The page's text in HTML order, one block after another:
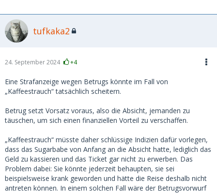
Auf den offenbar nicht manipulierten Screenshots der DB-
Spartickets, die sie gebucht hatte, stand zwar "nicht
stornierbar", aber jetzt kommt's:
der Bahn, dass alle - auch nicht stornierbare - Online-
ich leider nicht wusste. Scheibenkleister, voll reingetappt.
Ich zahlte demnach via Paypal 200 Euro als Kostenbeitrag,
wobei sie mich vorher sogar per Videocall sehr süss gebeten
sie doch eine arme Bafög-Studentin sei. Auch da wieder: Da
hätte ich stutzig werden müssen. Aber die nicht
Die Paypal-Überweisung klappte. Ich war aber dennoch
skeptisch und schaute unter der DB-Buchungsnummer und
dem Nachnamen auf der DB-Website nach - die Tickets
waren tatsächlich kurz nach dem Kauf storniert worden.
tufkaka2
24. September 2024 +4
Eine Strafanzeige wegen Betrugs könnte im Fall von
„Kaffeestrauch“ tatsächlich scheitern.
Betrug setzt Vorsatz voraus, also die Absicht, jemanden zu
täuschen, um sich einen finanziellen Vorteil zu verschaffen.
„Kaffeestrauch“ müsste daher schlüssige Indizien dafür vorlegen,
dass das Sugarbabe von Anfang an die Absicht hatte, lediglich das
Geld zu kassieren und das Ticket gar nicht zu erwerben. Das
Problem dabei: Sie könnte jederzeit behaupten, sie sei
beispielsweise krank geworden und hätte die Reise deshalb nicht
antreten können. In einem solchen Fall wäre der Betrugsvorwurf